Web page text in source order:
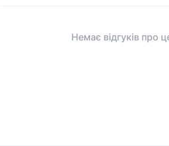
Немає відгуків про